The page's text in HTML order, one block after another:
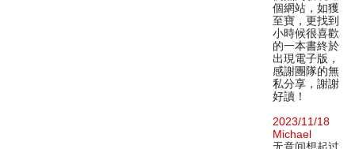
個網站，如獲
至寶，更找到
小時候很喜歡
的一本書終於
出現電子版，
感謝團隊的無
私分享，謝謝
好讀！
2023/11/18
Michael